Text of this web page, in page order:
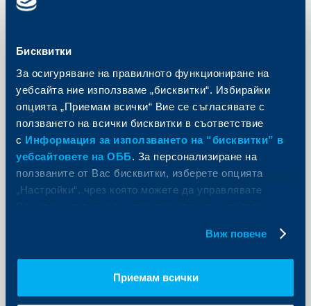
Бисквитки
За осигуряване на правилното функциониране на
уебсайта ние използваме „бисквитки“. Избирайки
опцията „Приемам всички“ Вие се съгласявате с
ползването на всички бисквитки в съответствие
с Информация за използването на “бисквитки” в
уебсайтовете на ОББ. За персонализиране на
ползваните от Вас бисквитки, изберете опцията
„Настройки“, чрез която можете да управлявате
Виж повече
Приемам всички
Eдинно потребителско име за вход
в U-Online
16.03.2018